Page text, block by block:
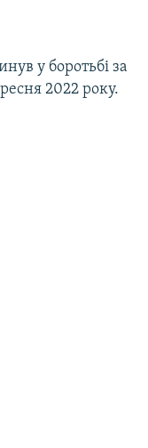
у боротьбі за
2022 року.